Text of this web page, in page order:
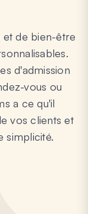
et de bien-être
d'admission
vous ou
a ce qu'il
vos clients et
simplicité.